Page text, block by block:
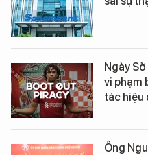
Ngày
vi phạm
tác hiệu
Ông